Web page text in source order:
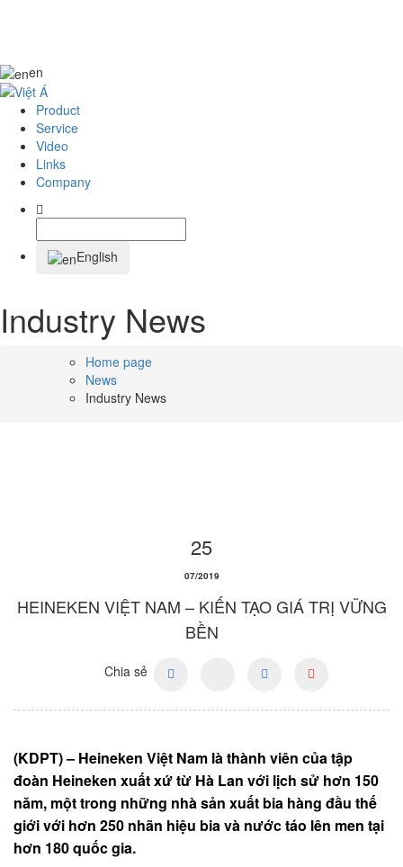
en
Product
Service
Video
Links
Company
English
Industry News
Home page
News
Industry News
25
07/2019
HEINEKEN VIỆT NAM – KIẾN TẠO GIÁ TRỊ VỮNG
BỀN
Chia sẻ
(KDPT) – Heineken Việt Nam là thành viên của tập
đoàn Heineken xuất xứ từ Hà Lan với lịch sử hơn 150
năm, một trong những nhà sản xuất bia hàng đầu thế
giới với hơn 250 nhãn hiệu bia và nước táo lên men tại
hơn 180 quốc gia.